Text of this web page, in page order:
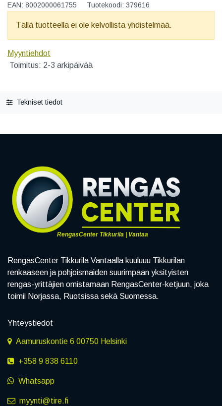
EAN: 8002000061755 Tuotekoodi: 379616
Tällä tuotteella ei ole kelvollista yhdistelmää.
Myyntiehdot
Toimitus: 2-3 arkipäivää
Tekniset tiedot
RengasCenter Tikkurila | Vantaa
RengasCenter Tikkurila Vantaalla kuuluuu Tikkurilan
renkaaseen ja pohjoismaiden suurimpaan yksityisten
rengas-yrittäjien omistamaan RengasCenter-ketjuun, joka
toimii Norjassa, Ruotsissa sekä Suomessa.
Yhteystiedot
Aamuruskontie 6 00750 Helsinki
+358 9 838 6110
Whatsapp
myynti@tire.fi